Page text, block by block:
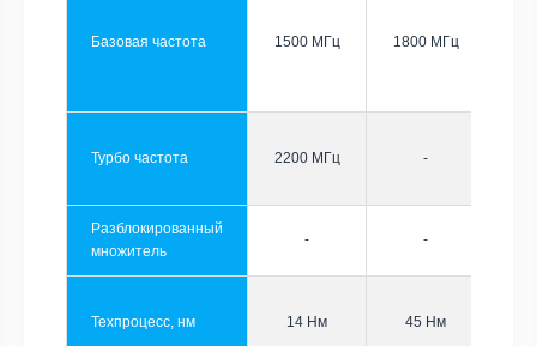
Базовая частота 1500 МГц 1800 МГц
Турбо частота 2200 МГц -
Разблокированный
множитель
- -
Техпроцесс, нм 14 Нм 45 Нм